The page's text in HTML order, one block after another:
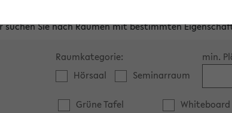
suchen Sie nach Räumen mit bestimmten
Raumkategorie:
Hörsaal
Seminarraum
min.
Grüne Tafel Whiteboard